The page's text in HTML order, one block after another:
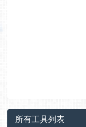
所有工具列表